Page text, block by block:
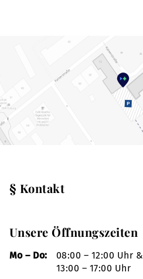
§ Kontakt
Unsere Öffnungszeiten
Mo – Do:
08:00 – 12:00 Uhr &
13:00 – 17:00 Uhr